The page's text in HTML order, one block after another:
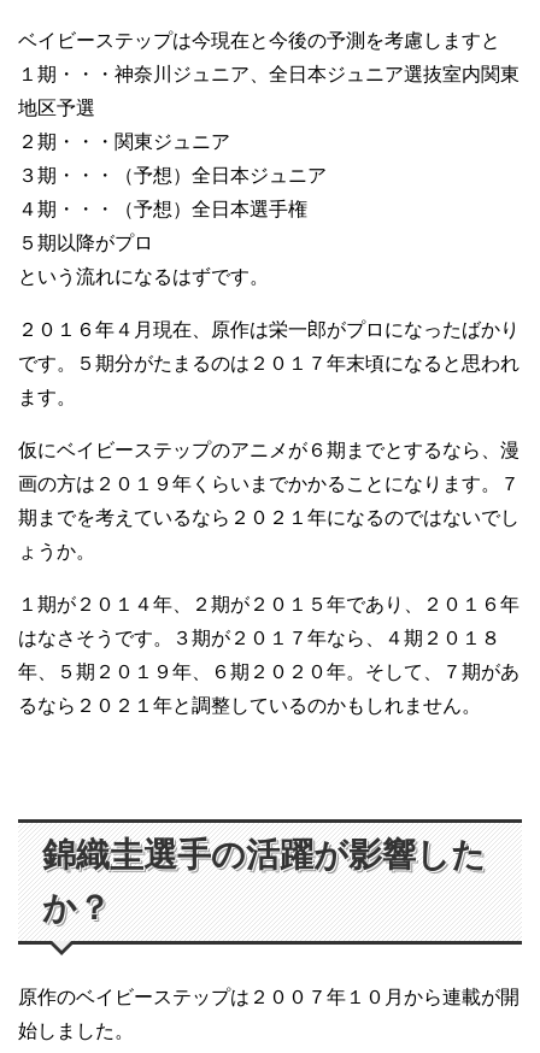
ベイビーステップは今現在と今後の予測を考慮しますと
１期・・・神奈川ジュニア、全日本ジュニア選抜室内関東
地区予選
２期・・・関東ジュニア
３期・・・（予想）全日本ジュニア
４期・・・（予想）全日本選手権
５期以降がプロ
という流れになるはずです。
２０１６年４月現在、原作は栄一郎がプロになったばかり
です。５期分がたまるのは２０１７年末頃になると思われ
ます。
仮にベイビーステップのアニメが６期までとするなら、漫
画の方は２０１９年くらいまでかかることになります。７
期までを考えているなら２０２１年になるのではないでし
ょうか。
１期が２０１４年、２期が２０１５年であり、２０１６年
はなさそうです。３期が２０１７年なら、４期２０１８
年、５期２０１９年、６期２０２０年。そして、７期があ
るなら２０２１年と調整しているのかもしれません。
錦織圭選手の活躍が影響した
か？
原作のベイビーステップは２００７年１０月から連載が開
始しました。